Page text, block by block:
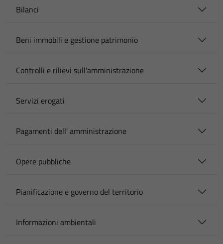
Bilanci
Beni immobili e gestione patrimonio
Controlli e rilievi sull'amministrazione
Servizi erogati
Pagamenti dell' amministrazione
Opere pubbliche
Pianificazione e governo del territorio
Informazioni ambientali